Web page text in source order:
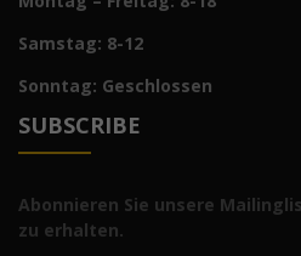
Samstag: 8-12
Sonntag: Geschlossen
SUBSCRIBE
Abonnieren Sie unsere
zu erhalten.